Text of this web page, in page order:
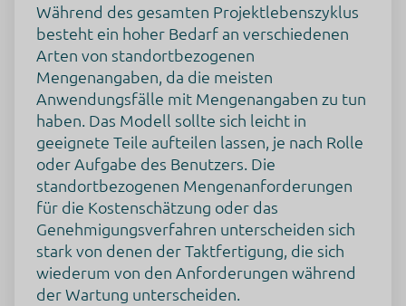
Während des gesamten Projektlebenszyklus
besteht ein hoher Bedarf an verschiedenen
Arten von standortbezogenen
Mengenangaben, da die meisten
Anwendungsfälle mit Mengenangaben zu tun
haben. Das Modell sollte sich leicht in
geeignete Teile aufteilen lassen, je nach Rolle
oder Aufgabe des Benutzers. Die
standortbezogenen Mengenanforderungen
für die Kostenschätzung oder das
Genehmigungsverfahren unterscheiden sich
stark von denen der Taktfertigung, die sich
wiederum von den Anforderungen während
der Wartung unterscheiden.